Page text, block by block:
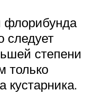
флорибунда
следует
степени
только
кустарника.